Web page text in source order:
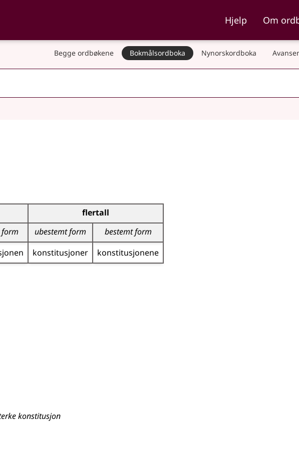
og NynorskordbokaHjelp Om
Begge ordbøkene Bokmålsordboka Nynorskordboka
flertall
ubestemt form
bestemt form
konstitusjoner konstitusjonene
konstitusjon